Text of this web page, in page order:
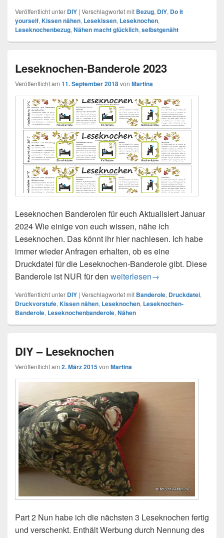
Veröffentlicht unter DIY | Verschlagwortet mit Bezug, DIY, Do it
yourself, Kissen nähen, Lesekissen, Leseknochen,
Leseknochenbezug, Nähen macht glücklich, selbstgenäht
Leseknochen-Banderole 2023
Veröffentlicht am 11. September 2018von Martina
Leseknochen Banderolen für euch Aktualisiert Januar
2024 Wie einige von euch wissen, nähe ich
Leseknochen. Das könnt ihr hier nachlesen. Ich habe
immer wieder Anfragen erhalten, ob es eine
Druckdatei für die Leseknochen-Banderole gibt. Diese
Banderole ist NUR für den Leseknochen-Banderole 2023
weiterlesen→
Veröffentlicht unter DIY | Verschlagwortet mit Banderole, Druckdatei,
Druckvorstufe, Kissen nähen, Leseknochen, Leseknochen-
Banderole, Leseknochenbanderole, Nähen
DIY – Leseknochen
Veröffentlicht am 2. März 2015von Martina
Part 2 Nun habe ich die nächsten 3 Leseknochen fertig
und verschenkt. Enthält Werbung durch Nennung des